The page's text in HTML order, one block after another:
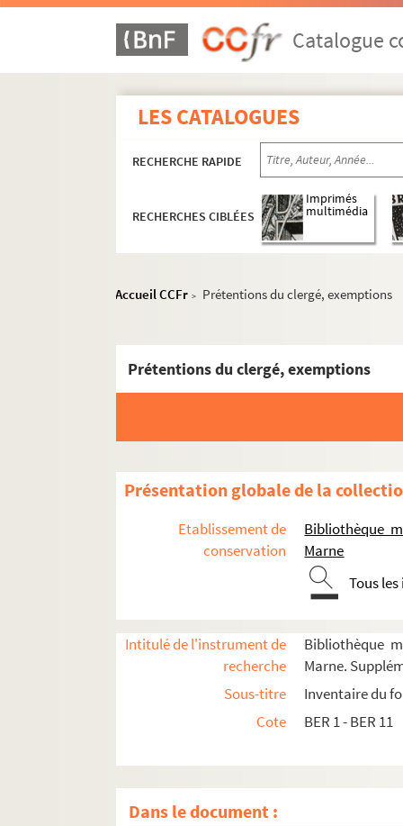
Catalogue
LES CATALOGUES
RECHERCHE RAPIDE
RECHERCHES CIBLÉES
Imprimés
multimédia
Accueil CCFr > Prétentions du clergé, exemptions
Prétentions du clergé, exemptions
Présentation globale de la
Etablissement de
conservation
Bibliothèque
Marne
Tous
Intitulé de l'instrument de
recherche
Bibliothèque
Marne.
Sous-titre
Inventaire du
Cote
BER 1 - BER 11
Dans le document :